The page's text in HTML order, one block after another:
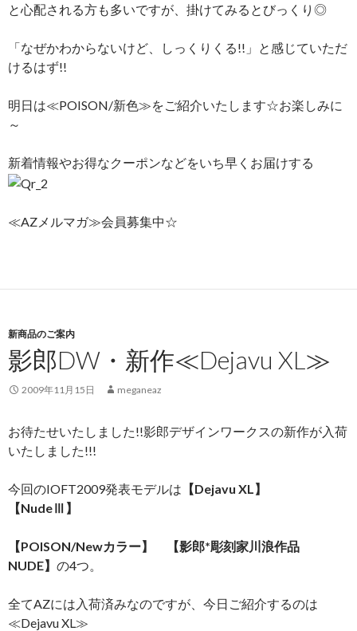
と心配される方も多いですが、掛けてみるとびっくり◎
「なぜかわからないけど、しっくりくる!!」と感じていただ
けるはず!!
明日は≪POISON/新色≫をご紹介いたします☆お楽しみに
～
新着情報やお得なクーポンなどをいち早くお届けする
≪AZメルマガ≫会員募集中☆
新商品のご案内
影郎DW・新作≪Dejavu XL≫
2009年11月15日 meganeaz
お待たせいたしました!!影郎デザインワークスの新作が入荷
いたしました!!!
今回のIOFT2009発表モデルは 【Dejavu XL】
【NudeⅢ】
【POISON/Newカラー】 【影郎*彫刻家川浪作品
NUDE】 の4つ。
全てAZには入荷済みなのですが、今日ご紹介するのは
≪Dejavu XL≫